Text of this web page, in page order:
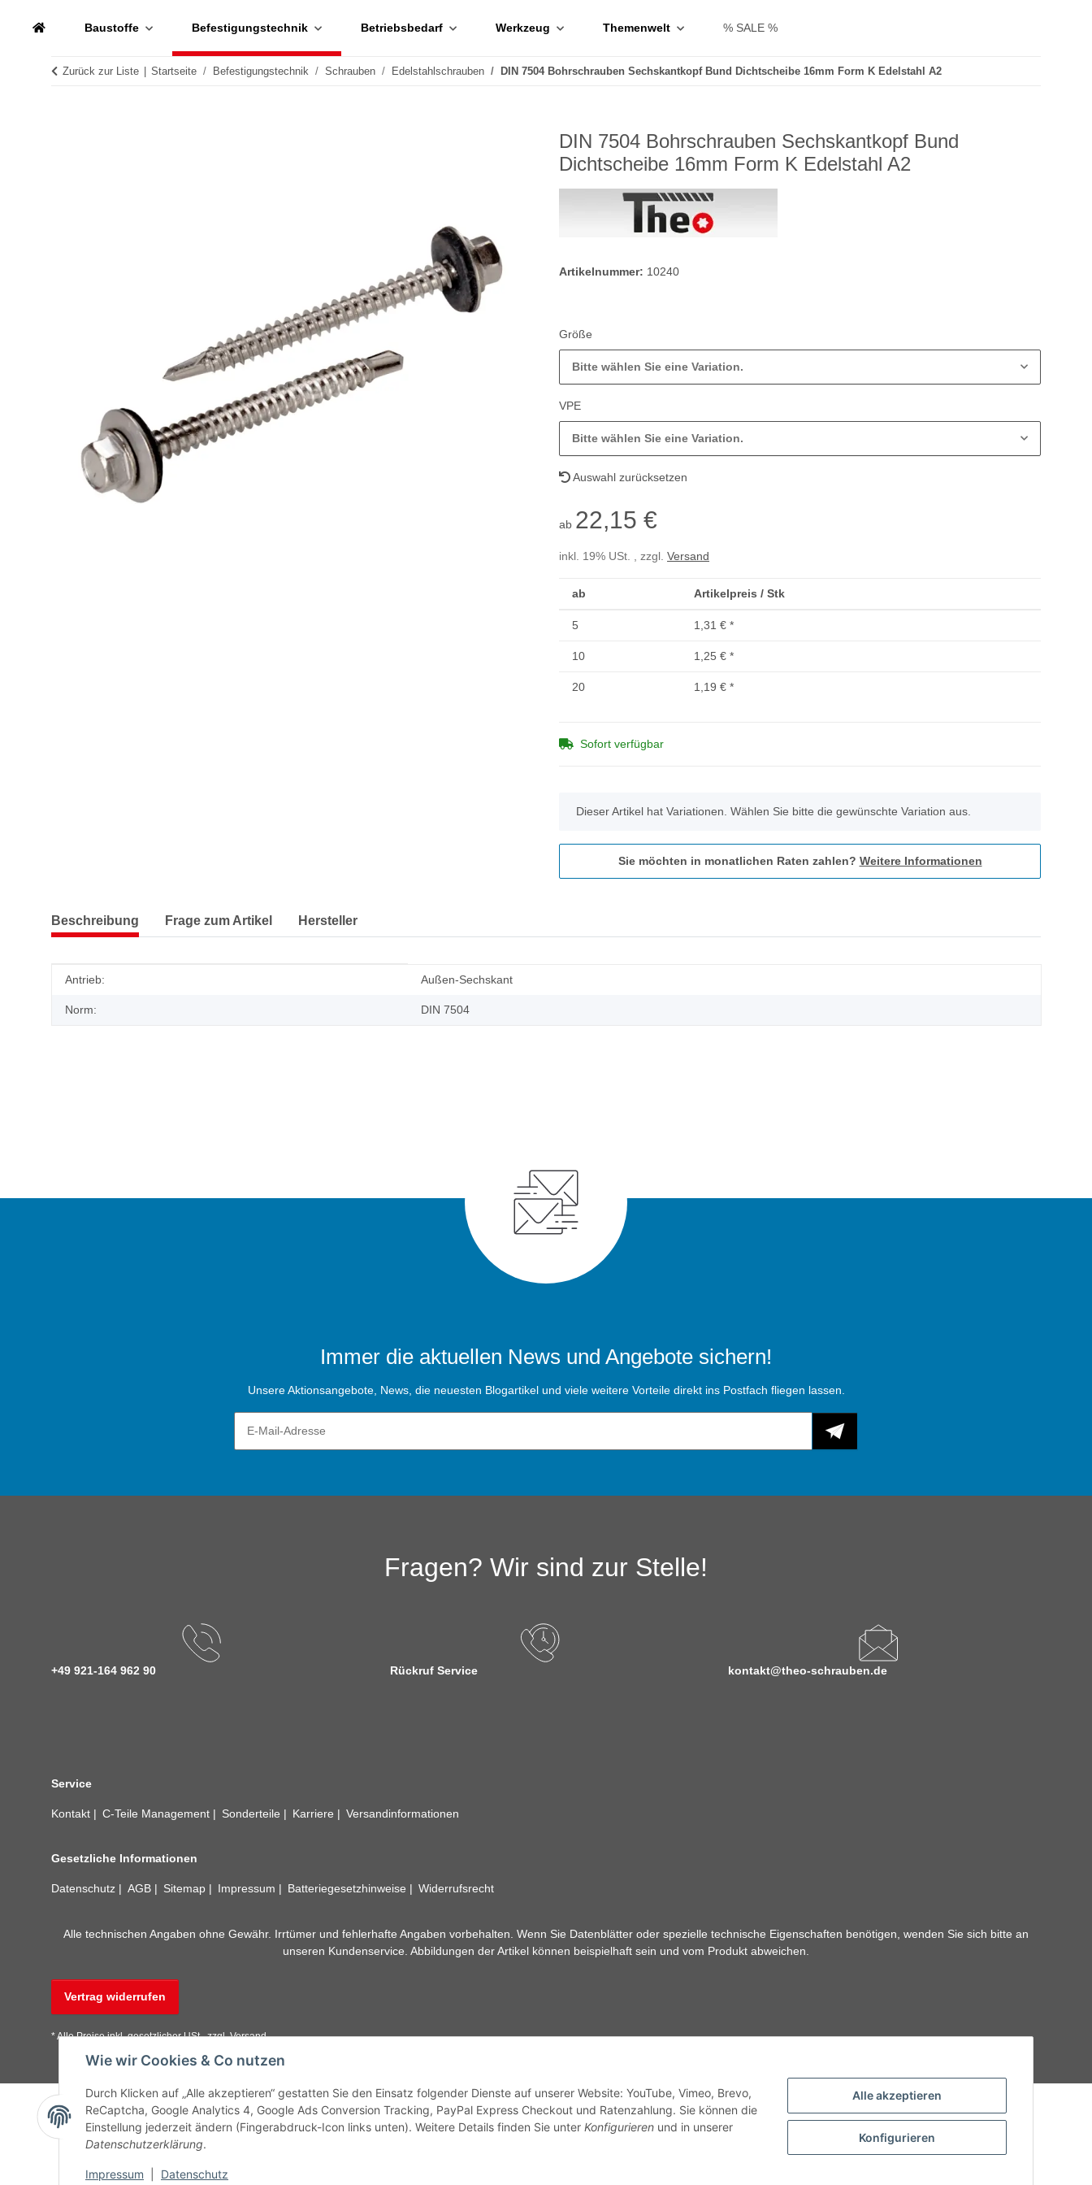
Alle akzeptieren
Konfigurieren
Wie wir Cookies & Co nutzen
Durch Klicken auf „Alle akzeptieren“ gestatten Sie den Einsatz folgender Dienste auf unserer Website: YouTube, Vimeo, Brevo,
ReCaptcha, Google Analytics 4, Google Ads Conversion Tracking, PayPal Express Checkout und Ratenzahlung. Sie können die
Einstellung jederzeit ändern (Fingerabdruck-Icon links unten). Weitere Details finden Sie unter Konfigurieren und in unserer
Datenschutzerklärung.
Impressum Datenschutz
Baustoffe Befestigungstechnik Betriebsbedarf Werkzeug Themenwelt % SALE %
Zurück zur Liste Startseite Befestigungstechnik Schrauben Edelstahlschrauben DIN 7504 Bohrschrauben Sechskantkopf Bund Dichtscheibe 16mm Form K Edelstahl A2
DIN 7504 Bohrschrauben Sechskantkopf Bund
Dichtscheibe 16mm Form K Edelstahl A2
Artikelnummer: 10240
Größe
Bitte wählen Sie eine Variation.
VPE
Bitte wählen Sie eine Variation.
Auswahl zurücksetzen
ab 22,15 €
inkl. 19% USt. , zzgl. Versand
ab Artikelpreis / Stk
5 1,31 € *
10 1,25 € *
20 1,19 € *
Sofort verfügbar
x
Dieser Artikel hat Variationen. Wählen Sie bitte die gewünschte Variation aus.
Sie möchten in monatlichen Raten zahlen? Weitere Informationen
Beschreibung Frage zum Artikel Hersteller
Produkteigenschaft
Wert
Antrieb: Außen-Sechskant
Norm: DIN 7504
Immer die aktuellen News und Angebote sichern!
Unsere Aktionsangebote, News, die neuesten Blogartikel und viele weitere Vorteile direkt ins Postfach fliegen lassen.
Fragen? Wir sind zur Stelle!
+49 921-164 962 90 Rückruf Service kontakt@theo-schrauben.de
Service
Kontakt C-Teile Management Sonderteile Karriere Versandinformationen
Gesetzliche Informationen
Datenschutz AGB Sitemap Impressum Batteriegesetzhinweise Widerrufsrecht
Alle technischen Angaben ohne Gewähr. Irrtümer und fehlerhafte Angaben vorbehalten. Wenn Sie Datenblätter oder spezielle technische Eigenschaften benötigen, wenden Sie sich bitte an
unseren Kundenservice. Abbildungen der Artikel können beispielhaft sein und vom Produkt abweichen.
Vertrag widerrufen
* Alle Preise inkl. gesetzlicher USt., zzgl.Versand